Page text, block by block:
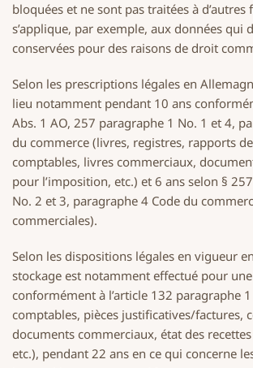
bloquées et ne sont pas traitées à d’autres
s’applique, par exemple, aux données qui
conservées pour des raisons de droit
Selon les prescriptions légales en
lieu notamment pendant 10 ans
Abs. 1 AO, 257 paragraphe 1 No. 1 et 4,
du commerce (livres, registres, rapports
comptables, livres commerciaux,
pour l’imposition, etc.) et 6 ans selon §
No. 2 et 3, paragraphe 4 Code du
commerciales).
Selon les dispositions légales en vigueur
stockage est notamment effectué pour
conformément à l’article 132 paragraphe
comptables, pièces justificatives/factures,
documents commerciaux, état des
etc.), pendant 22 ans en ce qui concerne